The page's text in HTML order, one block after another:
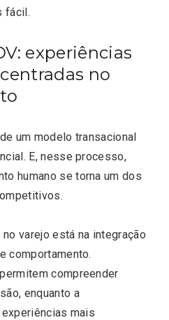
fácil.
experiências
no
um modelo transacional
E, nesse processo,
humano se torna um dos
varejo está na integração
comportamento.
compreender
enquanto a
mais